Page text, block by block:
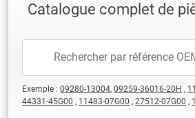
Catalogue complet de
Exemple :09280-13004,09259-36016-20H ,
44331-45G00 , 11483-07G00 ,27512-07G00 ,